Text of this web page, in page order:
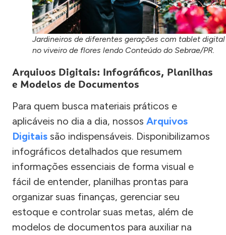
Jardineiros de diferentes gerações com tablet digital
no viveiro de flores lendo Conteúdo do Sebrae/PR.
Arquivos Digitais: Infográficos, Planilhas
e Modelos de Documentos
Para quem busca materiais práticos e
aplicáveis no dia a dia, nossos Arquivos
Digitais são indispensáveis. Disponibilizamos
infográficos detalhados que resumem
informações essenciais de forma visual e
fácil de entender, planilhas prontas para
organizar suas finanças, gerenciar seu
estoque e controlar suas metas, além de
modelos de documentos para auxiliar na